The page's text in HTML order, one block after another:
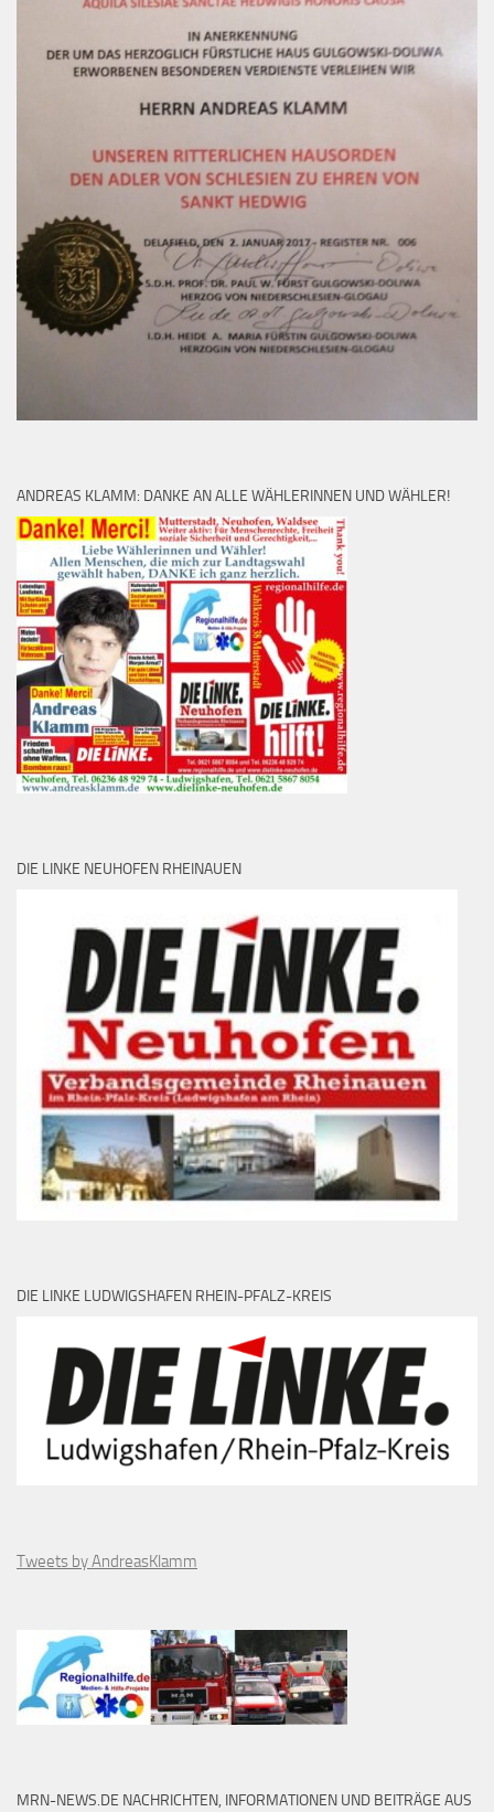
ANDREAS KLAMM: DANKE AN ALLE WÄHLERINNEN UND WÄHLER!
DIE LINKE NEUHOFEN RHEINAUEN
DIE LINKE LUDWIGSHAFEN RHEIN-PFALZ-KREIS
Tweets by AndreasKlamm
MRN-NEWS.DE NACHRICHTEN, INFORMATIONEN UND BEITRÄGE AUS